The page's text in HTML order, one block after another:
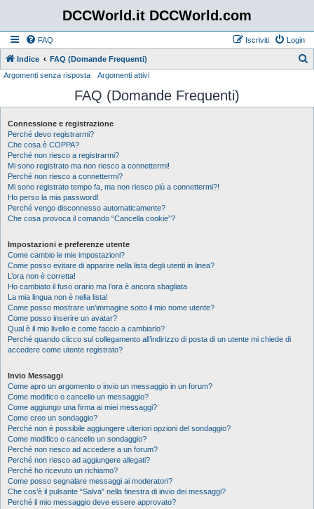
DCCWorld.it DCCWorld.com
FAQ Login
Iscriviti
Indice FAQ (Domande Frequenti)
c
Argomenti senza risposta Argomenti attivi
FAQ (Domande Frequenti)
Connessione e registrazione
Perché devo registrarmi?
Che cosa è COPPA?
Perché non riesco a registrarmi?
Mi sono registrato ma non riesco a connettermi!
Perché non riesco a connettermi?
Mi sono registrato tempo fa, ma non riesco più a connettermi?!
Ho perso la mia password!
Perché vengo disconnesso automaticamente?
Che cosa provoca il comando “Cancella cookie”?
Impostazioni e preferenze utente
Come cambio le mie impostazioni?
Come posso evitare di apparire nella lista degli utenti in linea?
L’ora non è corretta!
Ho cambiato il fuso orario ma l’ora è ancora sbagliata
La mia lingua non è nella lista!
Come posso mostrare un’immagine sotto il mio nome utente?
Come posso inserire un avatar?
Qual è il mio livello e come faccio a cambiarlo?
Perché quando clicco sul collegamento all’indirizzo di posta di un utente mi chiede di
accedere come utente registrato?
Invio Messaggi
Come apro un argomento o invio un messaggio in un forum?
Come modifico o cancello un messaggio?
Come aggiungo una firma ai miei messaggi?
Come creo un sondaggio?
Perché non è possibile aggiungere ulteriori opzioni del sondaggio?
Come modifico o cancello un sondaggio?
Perché non riesco ad accedere a un forum?
Perché non riesco ad aggiungere allegati?
Perché ho ricevuto un richiamo?
Come posso segnalare messaggi ai moderatori?
Che cos’è il pulsante “Salva” nella finestra di invio dei messaggi?
Perché il mio messaggio deve essere approvato?